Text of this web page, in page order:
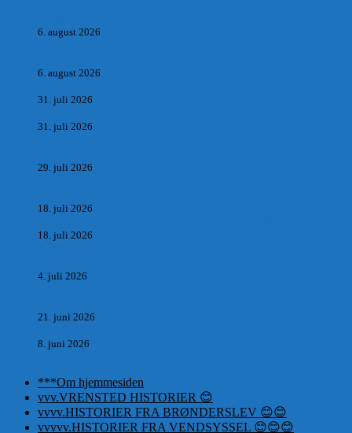
6. august 2026
6. august 2026
31. juli 2026
31. juli 2026
29. juli 2026
18. juli 2026
18. juli 2026
4. juli 2026
21. juni 2026
8. juni 2026
***Om hjemmesiden
vvv.VRENSTED HISTORIER 😊
vvvv.HISTORIER FRA BRØNDERSLEV 😊😊
vvvvv.HISTORIER FRA VENDSYSSEL 😊😊😊